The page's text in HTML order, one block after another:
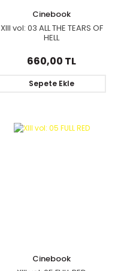
Cinebook
XIII vol: 03 ALL THE TEARS OF
HELL
660,00 TL
Sepete Ekle
Cinebook